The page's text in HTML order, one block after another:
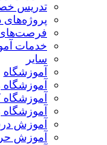
تدریس
پروژه‌های
فرصت‌های
خدمات
سایر
آموزشگاه
آموزشگاه
آموزشگاه
آموزشگاه
آموزش
آموزش